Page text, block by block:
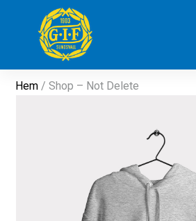
Hem / Shop – Not Delete